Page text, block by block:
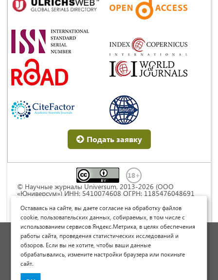
Подать заявку
© Научные журналы Universum, 2013-2026 (ООО
«Юниверсум») ИНН: 5410074608 ОГРН: 1185476048691
Commons « Attribution» («Атрибуция») 4.0
Непортированная
Политика обработки персональных данных
Договор оферты
Опубликовать научную статью
Оставаясь на сайте, вы даете согласие на обработку файлов
cookie, пользовательских данных, собираемых, в том числе с
использованием сервисов Яндекс.Метрика, в целях обеспечения
работы сайта, проведения статистических исследований и
обзоров. Если вы не хотите, чтобы ваши данные
обрабатывались, измените настройки браузера или покиньте
сайт.